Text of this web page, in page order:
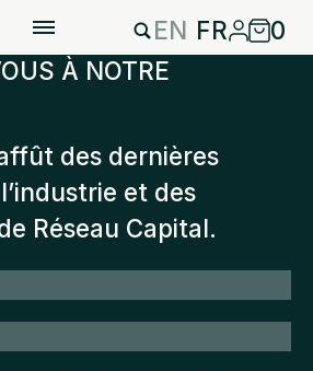
EN FR
0
À NOTRE
des dernières
et des
Réseau Capital.